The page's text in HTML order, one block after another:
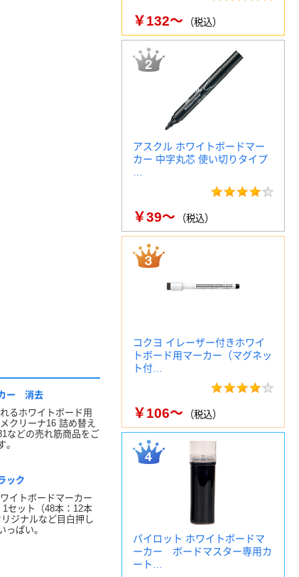
ー 消去
るホワイトボード用
クリーナ16 詰め替え
などの売れ筋商品をご
。
ック
イトボードマーカー
セット（48本：12本
ジナルなど目白押し
っぱい。
￥132～ （税込）
アスクル ホワイトボードマー
カー 中字丸芯 使い切りタイプ
￥39～ （税込）
コクヨ イレーザー付きホワイ
トボード用マーカー（マグネッ
ト付…
￥106～ （税込）
パイロット ホワイトボードマ
ーカー ボードマスター専用カ
ート…